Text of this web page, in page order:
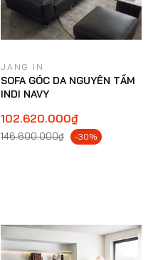
JANG IN
SOFA GÓC DA NGUYÊN TẤM
INDI NAVY
102.620.000₫
146.600.000₫ -30%